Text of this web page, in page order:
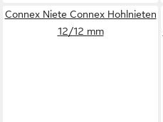
Connex Niete Connex Hohlnieten
12/12 mm